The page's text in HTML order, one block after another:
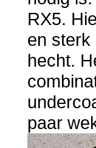
RX5.
en sterk
hecht.
paar